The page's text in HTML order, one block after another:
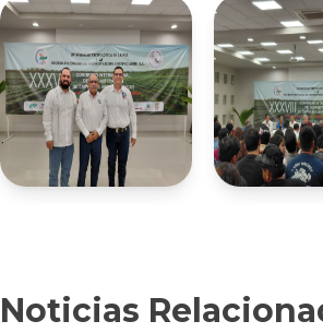
Noticias